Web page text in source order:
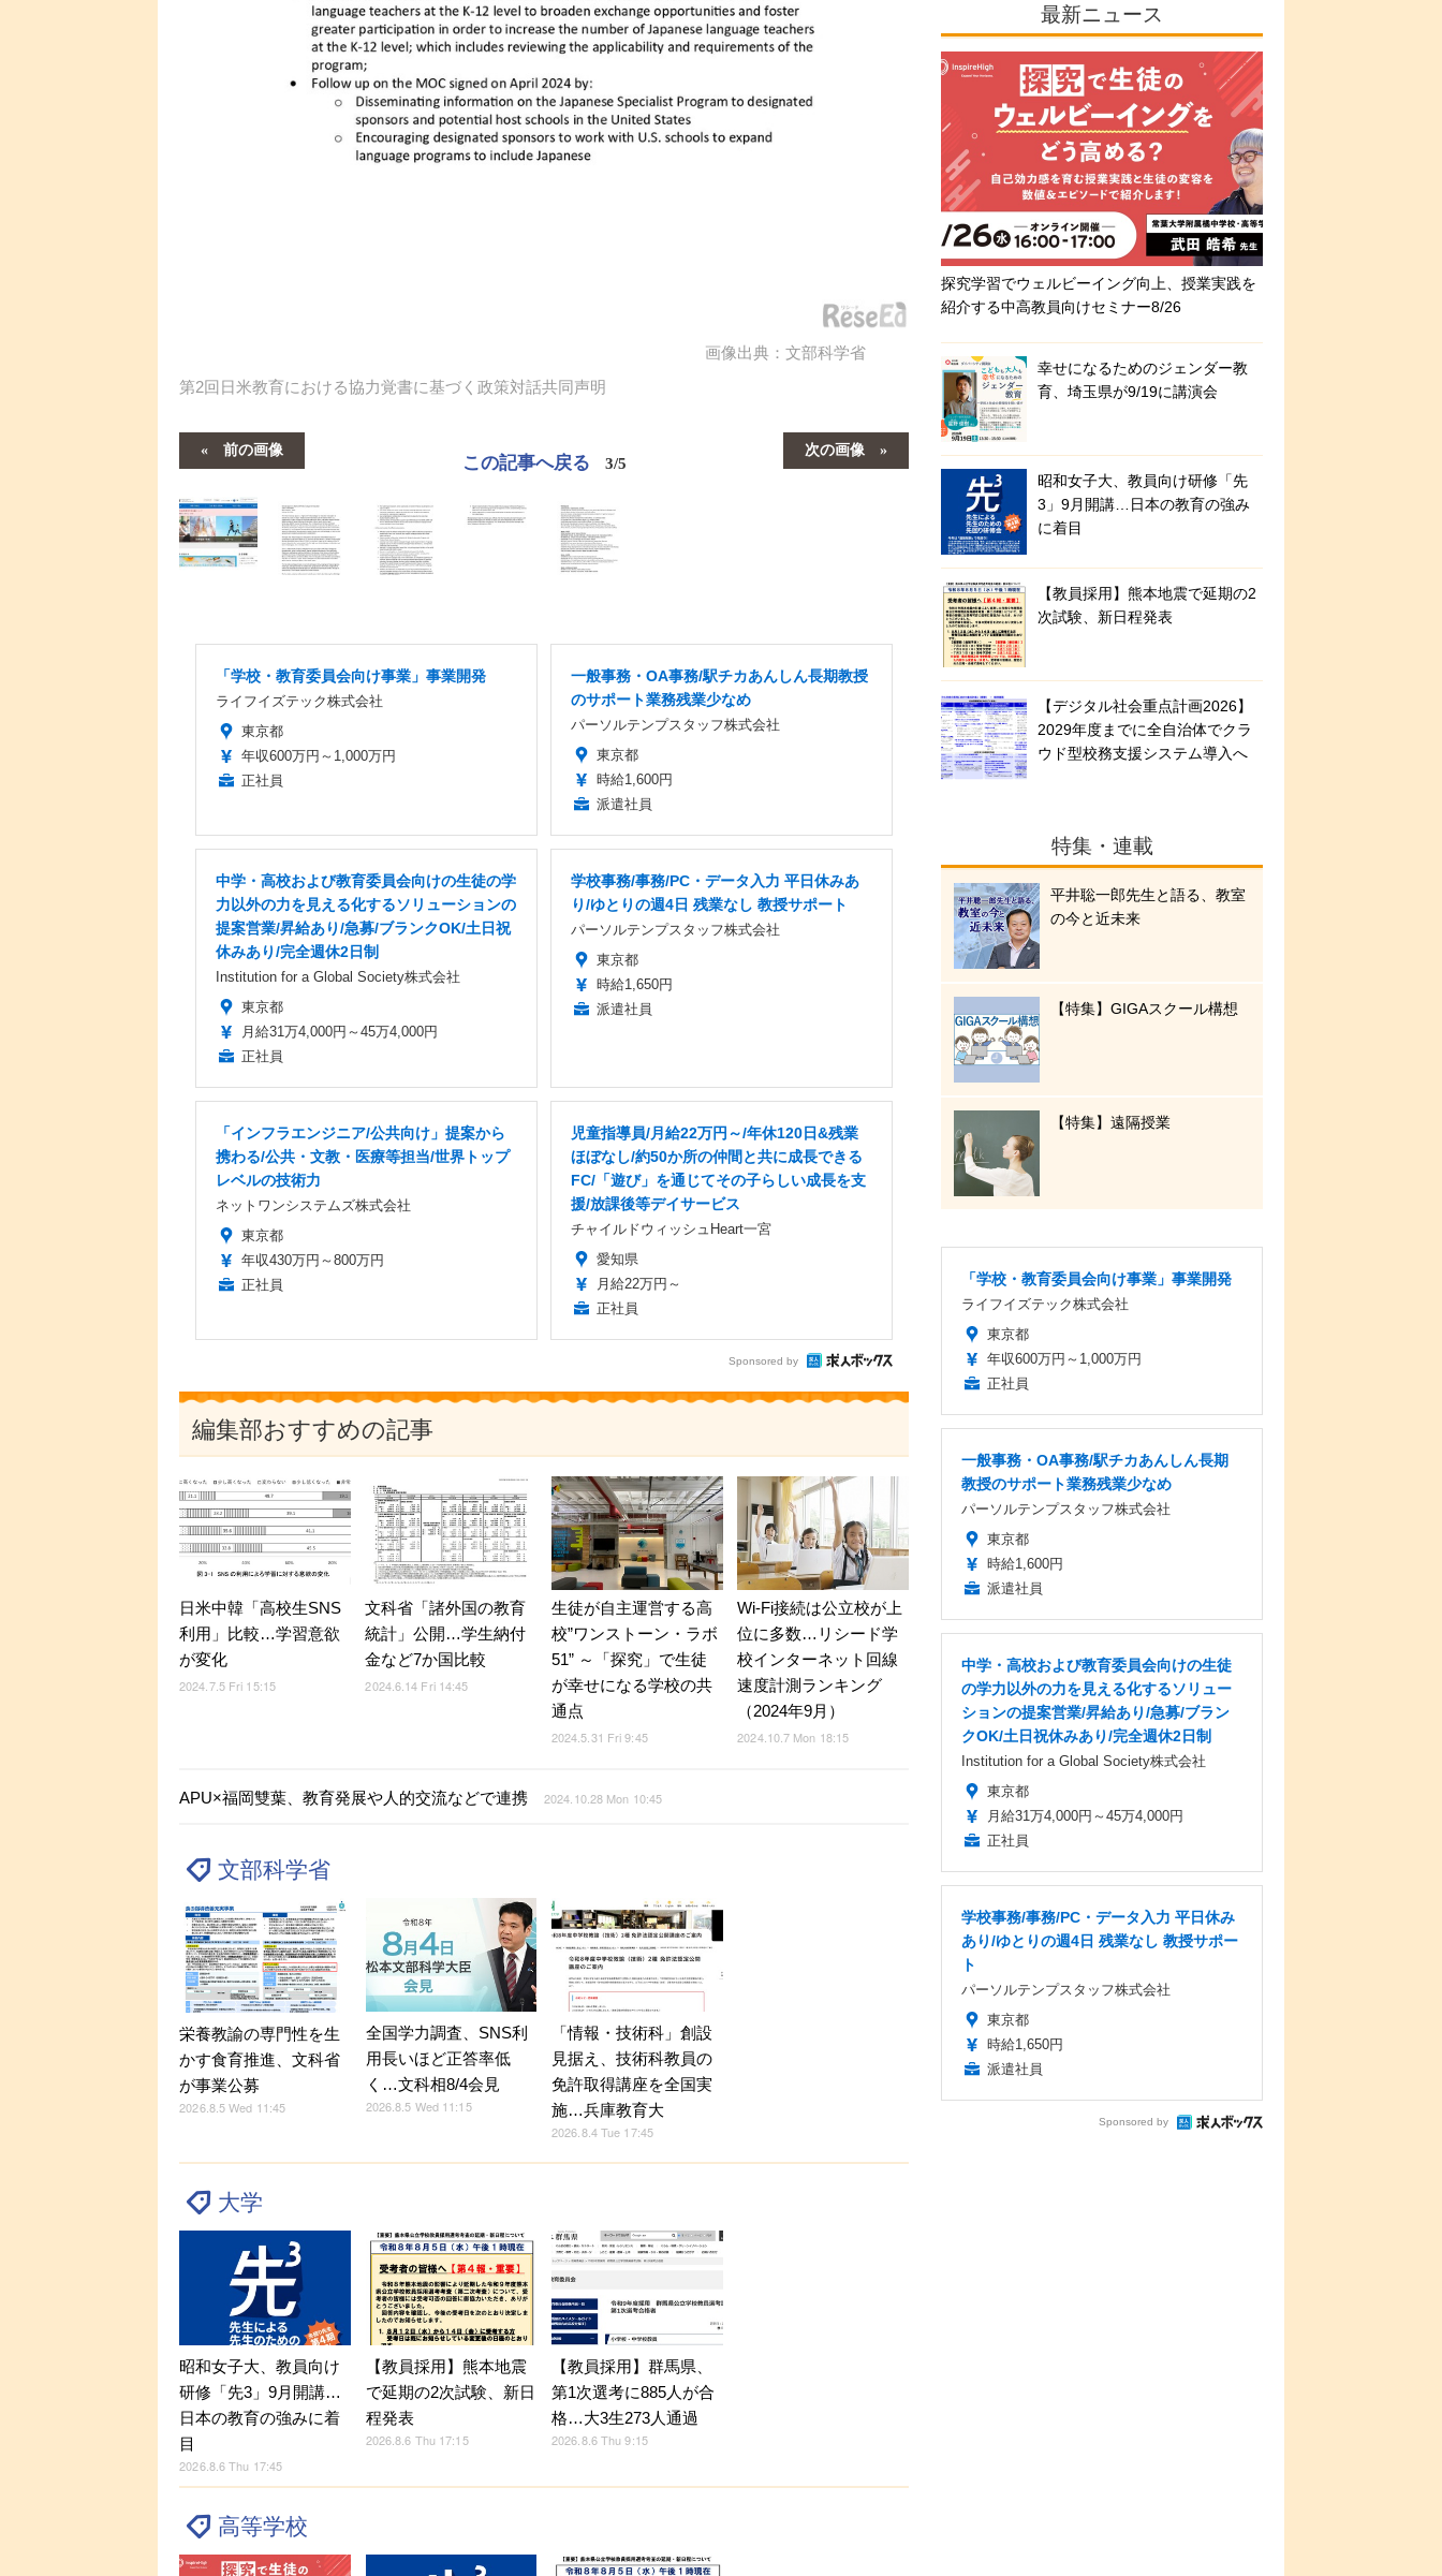
画像出典：文部科学省
第2回日米教育における協力覚書に基づく政策対話共同声明
前の画像 次の画像
この記事へ戻る 3/5
「学校・教育委員会向け事業」事業開発
ライフイズテック株式会社
東京都
年収600万円～1,000万円
正社員
一般事務・OA事務/駅チカあんしん長期教授
のサポート業務残業少なめ
パーソルテンプスタッフ株式会社
東京都
時給1,600円
派遣社員
中学・高校および教育委員会向けの生徒の学
力以外の力を見える化するソリューションの
提案営業/昇給あり/急募/ブランクOK/土日祝
休みあり/完全週休2日制
Institution for a Global Society株式会社
東京都
月給31万4,000円～45万4,000円
正社員
学校事務/事務/PC・データ入力 平日休みあ
り/ゆとりの週4日 残業なし 教授サポート
パーソルテンプスタッフ株式会社
東京都
時給1,650円
派遣社員
「インフラエンジニア/公共向け」提案から
携わる/公共・文教・医療等担当/世界トップ
レベルの技術力
ネットワンシステムズ株式会社
東京都
年収430万円～800万円
正社員
児童指導員/月給22万円～/年休120日&残業
ほぼなし/約50か所の仲間と共に成長できる
FC/「遊び」を通じてその子らしい成長を支
援/放課後等デイサービス
チャイルドウィッシュHeart一宮
愛知県
月給22万円～
正社員
Sponsored by
編集部おすすめの記事
日米中韓「高校生SNS
利用」比較…学習意欲
が変化
2024.7.5 Fri 15:15
文科省「諸外国の教育
統計」公開…学生納付
金など7か国比較
2024.6.14 Fri 14:45
生徒が自主運営する高
校”ワンストーン・ラボ
51” ～「探究」で生徒
が幸せになる学校の共
通点
2024.5.31 Fri 9:45
Wi-Fi接続は公立校が上
位に多数…リシード学
校インターネット回線
速度計測ランキング
（2024年9月）
2024.10.7 Mon 18:15
APU×福岡雙葉、教育発展や人的交流などで連携 2024.10.28 Mon 10:45
文部科学省
栄養教諭の専門性を生
かす食育推進、文科省
が事業公募
2026.8.5 Wed 11:45
全国学力調査、SNS利
用長いほど正答率低
く…文科相8/4会見
2026.8.5 Wed 11:15
「情報・技術科」創設
見据え、技術科教員の
免許取得講座を全国実
施…兵庫教育大
2026.8.4 Tue 17:45
大学
昭和女子大、教員向け
研修「先3」9月開講…
日本の教育の強みに着
目
2026.8.6 Thu 17:45
【教員採用】熊本地震
で延期の2次試験、新日
程発表
2026.8.6 Thu 17:15
【教員採用】群馬県、
第1次選考に885人が合
格…大3生273人通過
2026.8.6 Thu 9:15
高等学校
最新ニュース
探究学習でウェルビーイング向上、授業実践を
紹介する中高教員向けセミナー8/26
幸せになるためのジェンダー教
育、埼玉県が9/19に講演会
昭和女子大、教員向け研修「先
3」9月開講…日本の教育の強み
に着目
【教員採用】熊本地震で延期の2
次試験、新日程発表
【デジタル社会重点計画2026】
2029年度までに全自治体でクラ
ウド型校務支援システム導入へ
特集・連載
平井聡一郎先生と語る、教室
の今と近未来
【特集】GIGAスクール構想
【特集】遠隔授業
「学校・教育委員会向け事業」事業開発
ライフイズテック株式会社
東京都
年収600万円～1,000万円
正社員
一般事務・OA事務/駅チカあんしん長期
教授のサポート業務残業少なめ
パーソルテンプスタッフ株式会社
東京都
時給1,600円
派遣社員
中学・高校および教育委員会向けの生徒
の学力以外の力を見える化するソリュー
ションの提案営業/昇給あり/急募/ブラン
クOK/土日祝休みあり/完全週休2日制
Institution for a Global Society株式会社
東京都
月給31万4,000円～45万4,000円
正社員
学校事務/事務/PC・データ入力 平日休み
あり/ゆとりの週4日 残業なし 教授サポー
ト
パーソルテンプスタッフ株式会社
東京都
時給1,650円
派遣社員
Sponsored by